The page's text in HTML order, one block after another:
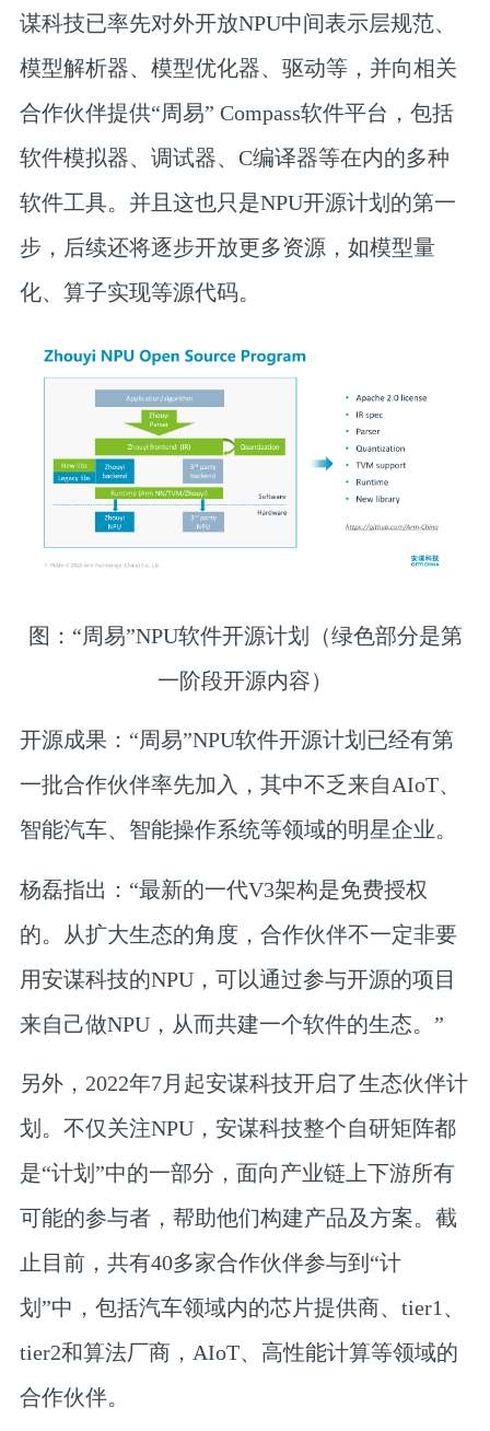
谋科技已率先对外开放NPU中间表示层规范、
模型解析器、模型优化器、驱动等，并向相关
合作伙伴提供“周易” Compass软件平台，包括
软件模拟器、调试器、C编译器等在内的多种
软件工具。并且这也只是NPU开源计划的第一
步，后续还将逐步开放更多资源，如模型量
化、算子实现等源代码。
图：“周易”NPU软件开源计划（绿色部分是第
一阶段开源内容）
开源成果： “周易”NPU软件开源计划已经有第
一批合作伙伴率先加入，其中不乏来自AIoT、
智能汽车、智能操作系统等领域的明星企业。
杨磊指出：“最新的一代V3架构是免费授权
的。从扩大生态的角度，合作伙伴不一定非要
用安谋科技的NPU，可以通过参与开源的项目
来自己做NPU，从而共建一个软件的生态。”
另外，2022年7月起安谋科技开启了生态伙伴计
划。不仅关注NPU，安谋科技整个自研矩阵都
是“计划”中的一部分，面向产业链上下游所有
可能的参与者，帮助他们构建产品及方案。截
止目前，共有40多家合作伙伴参与到“计
划”中，包括汽车领域内的芯片提供商、tier1、
tier2和算法厂商，AIoT、高性能计算等领域的
合作伙伴。